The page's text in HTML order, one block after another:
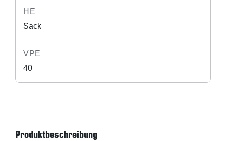
HE
Sack
VPE
40
Produktbeschreibung